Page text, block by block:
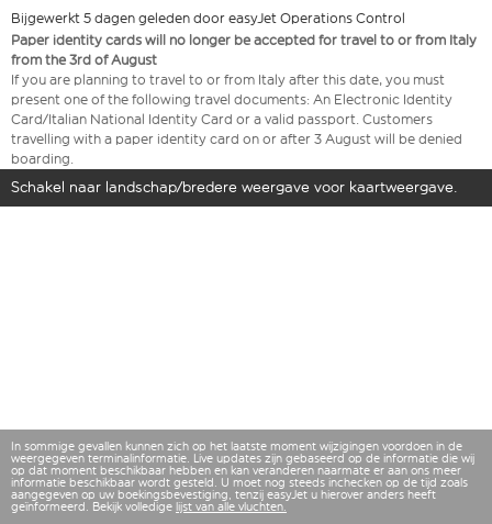
Bijgewerkt 5 dagen geleden door easyJet Operations Control
Paper identity cards will no longer be accepted for travel to or from Italy
from the 3rd of August
If you are planning to travel to or from Italy after this date, you must
present one of the following travel documents: An Electronic Identity
Card/Italian National Identity Card or a valid passport. Customers
travelling with a paper identity card on or after 3 August will be denied
boarding.
Schakel naar landschap/bredere weergave voor kaartweergave.
In sommige gevallen kunnen zich op het laatste moment wijzigingen voordoen in de
weergegeven terminalinformatie. Live updates zijn gebaseerd op de informatie die wij
op dat moment beschikbaar hebben en kan veranderen naarmate er aan ons meer
informatie beschikbaar wordt gesteld. U moet nog steeds inchecken op de tijd zoals
aangegeven op uw boekingsbevestiging, tenzij easyJet u hierover anders heeft
geïnformeerd. Bekijk volledige lijst van alle vluchten.